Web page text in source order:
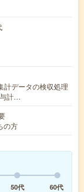
計データの検収処理
計…
の方
50代
60代